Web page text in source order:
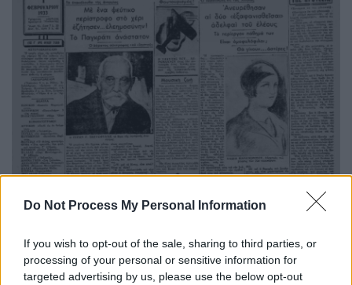
Do Not Process My Personal Information
If you wish to opt-out of the sale, sharing to third parties, or
processing of your personal or sensitive information for
targeted advertising by us, please use the below opt-out